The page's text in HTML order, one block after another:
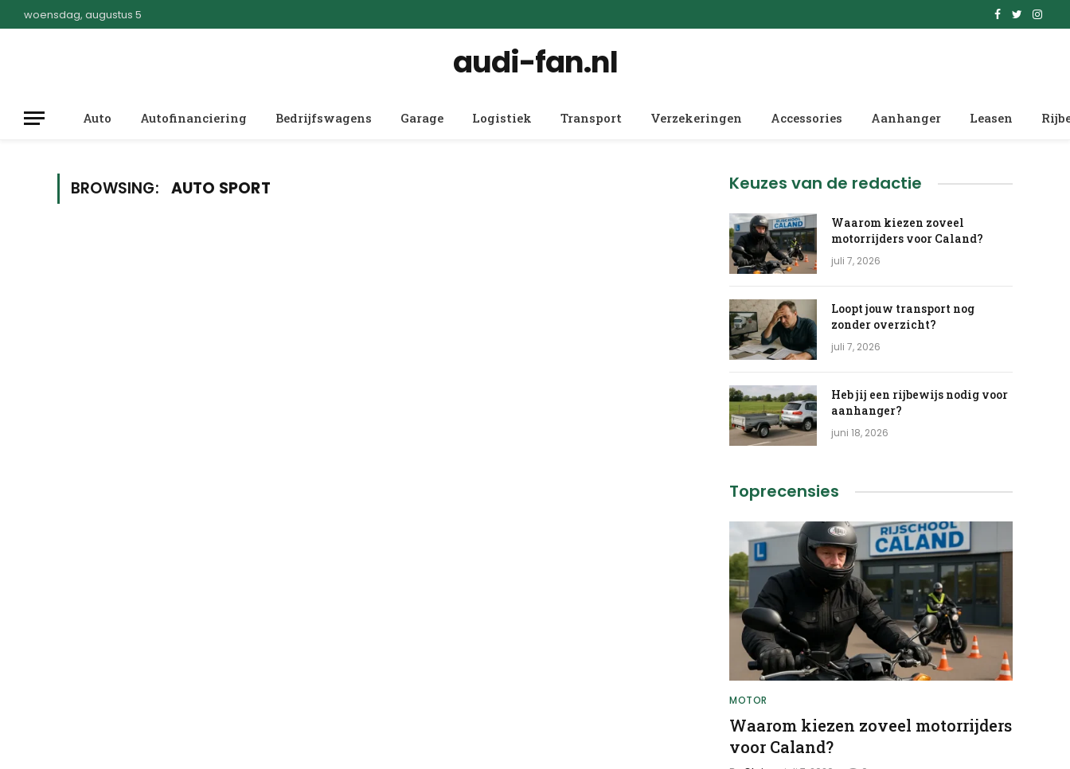
woensdag, augustus 5 Facebook
Twitter
audi-fan.nl
Auto Autofinanciering Bedrijfswagens Garage Logistiek Transport Verzekeringen Accessories Aanhanger Leasen
BROWSING: AUTO SPORT Keuzes van de redactie
Waarom kiezen zoveel
motorrijders voor Caland?
juli 7, 2026
Loopt jouw transport nog
zonder overzicht?
juli 7, 2026
Heb jij een rijbewijs nodig voor
aanhanger?
juni 18, 2026
Toprecensies
MOTOR
Waarom kiezen zoveel motorrijders
voor Caland?